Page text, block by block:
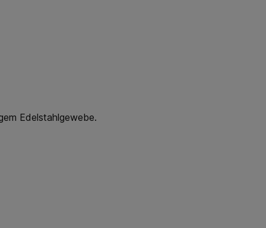
Edelstahlgewebe.